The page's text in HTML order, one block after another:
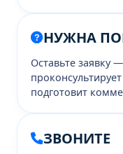
НУЖНА
Оставьте заявку
подготовит
ЗВОНИТЕ